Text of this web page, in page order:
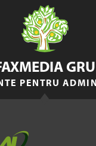
PENTRU